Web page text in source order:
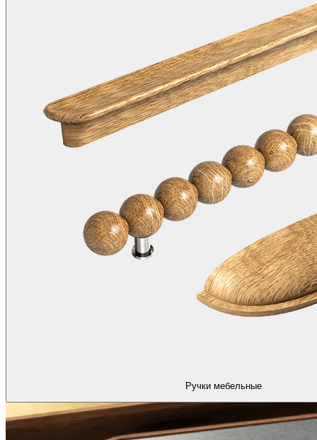
Ручки мебельные